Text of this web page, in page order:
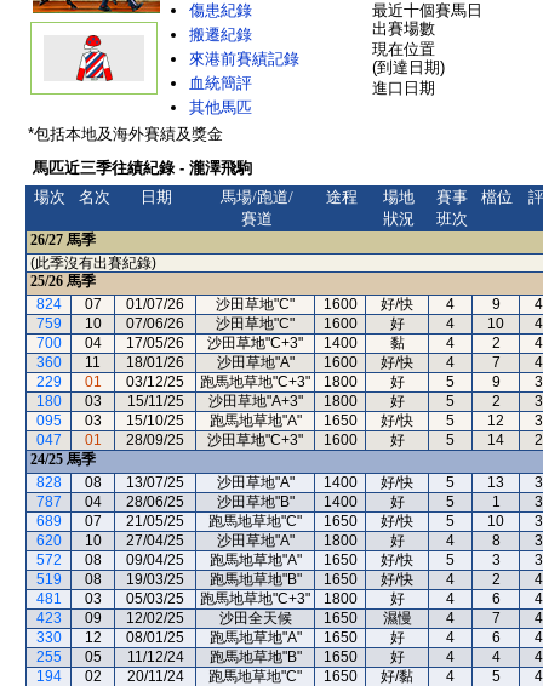
傷患紀錄
搬遷紀錄
來港前賽績記錄
血統簡評
其他馬匹
最近十個賽馬日
出賽場數
現在位置
(到達日期)
進口日期
*包括本地及海外賽績及獎金
馬匹近三季往績紀錄 - 瀧澤飛駒
場次
名次 日期
馬場/跑道/
賽道
途程
場地
狀況
賽事
班次
檔位
26/27 馬季
(此季沒有出賽紀錄)
25/26 馬季
824
07 01/07/26 沙田草地"C" 1600 好/快 4 9
759
10 07/06/26 沙田草地"C" 1600 好 4 10
700
04 17/05/26 沙田草地"C+3" 1400 黏 4 2
360
11 18/01/26 沙田草地"A" 1600 好/快 4 7
229
01 03/12/25 跑馬地草地"C+3" 1800 好 5 9
180
03 15/11/25 沙田草地"A+3" 1800 好 5 2
095
03 15/10/25 跑馬地草地"A" 1650 好/快 5 12
047
01 28/09/25 沙田草地"C+3" 1600 好 5 14
24/25 馬季
828
08 13/07/25 沙田草地"A" 1400 好/快 5 13
787
04 28/06/25 沙田草地"B" 1400 好 5 1
689
07 21/05/25 跑馬地草地"C" 1650 好/快 5 10
620
10 27/04/25 沙田草地"A" 1800 好 4 8
572
08 09/04/25 跑馬地草地"A" 1650 好/快 5 3
519
08 19/03/25 跑馬地草地"B" 1650 好/快 4 2
481
03 05/03/25 跑馬地草地"C+3" 1800 好 4 6
423
09 12/02/25 沙田全天候 1650 濕慢 4 7
330
12 08/01/25 跑馬地草地"A" 1650 好 4 6
255
05 11/12/24 跑馬地草地"B" 1650 好 4 4
194
02 20/11/24 跑馬地草地"C" 1650 好/黏 4 5